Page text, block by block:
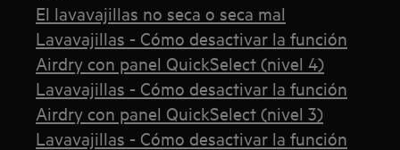
El lavavajillas no seca o seca mal
Lavavajillas - Cómo desactivar la función
Airdry con panel QuickSelect (nivel 4)
Lavavajillas - Cómo desactivar la función
Airdry con panel QuickSelect (nivel 3)
Lavavajillas - Cómo desactivar la función